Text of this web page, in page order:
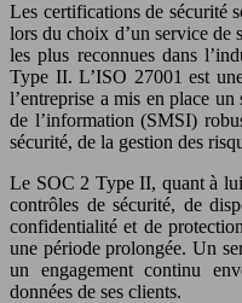
Les certifications de sécurité
lors du choix d’un service de
les plus reconnues dans
Type II. L’ISO 27001 est
l’entreprise a mis en place
de l’information (SMSI)
sécurité, de la gestion des
Le SOC 2 Type II, quant à
contrôles de sécurité, de
confidentialité et de
une période prolongée. Un
un engagement continu
données de ses clients.